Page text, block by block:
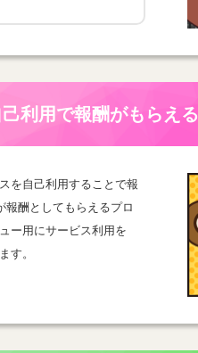
己利用で報酬がもらえる
を自己利用することで報
報酬としてもらえるプロ
ー用にサービス利用を
す。